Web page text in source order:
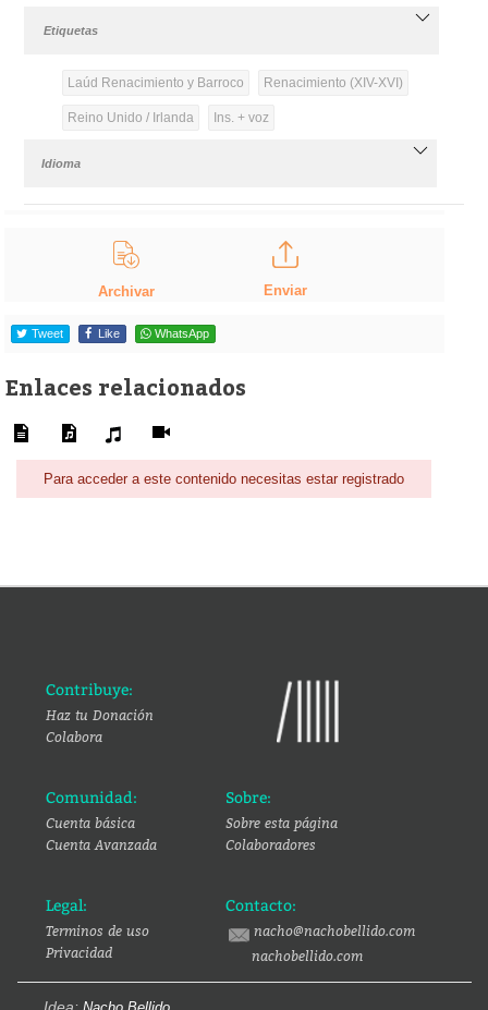
Etiquetas
Laúd Renacimiento y Barroco Renacimiento (XIV-XVI)
Reino Unido / Irlanda Ins. + voz
Idioma
Archivar Enviar
Tweet Like WhatsApp
Enlaces relacionados
Para acceder a este contenido necesitas estar registrado
Contribuye:
Haz tu Donación
Colabora
Comunidad:
Cuenta básica
Cuenta Avanzada
Sobre:
Sobre esta página
Colaboradores
Legal:
Terminos de uso
Privacidad
Contacto:
nacho@nachobellido.com
nachobellido.com
Idea: